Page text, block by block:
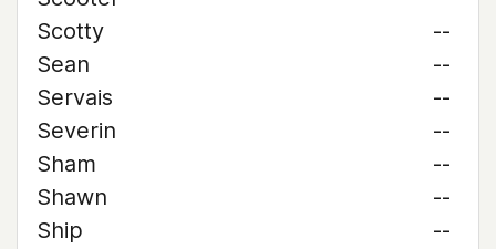
Scotty
--
Sean
--
Servais
--
Severin
--
Sham
--
Shawn
--
Ship
--